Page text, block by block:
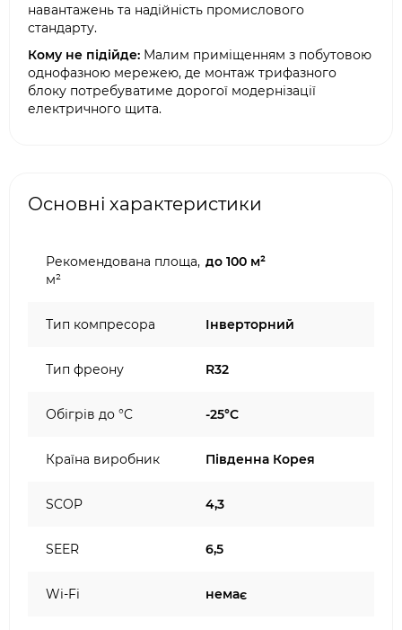
навантажень та надійність промислового
стандарту.
Кому не підійде: Малим приміщенням з побутовою
однофазною мережею, де монтаж трифазного
блоку потребуватиме дорогої модернізації
електричного щита.
Основні характеристики
Рекомендована площа,
м²
до 100 м²
Тип компресора Інверторний
Тип фреону R32
Обігрів до °C -25°C
Країна виробник Південна Корея
SCOP 4,3
SEER 6,5
Wi-Fi немає